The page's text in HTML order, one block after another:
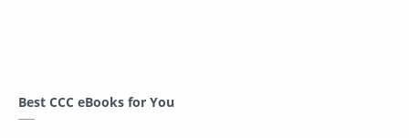
Best CCC eBooks for You